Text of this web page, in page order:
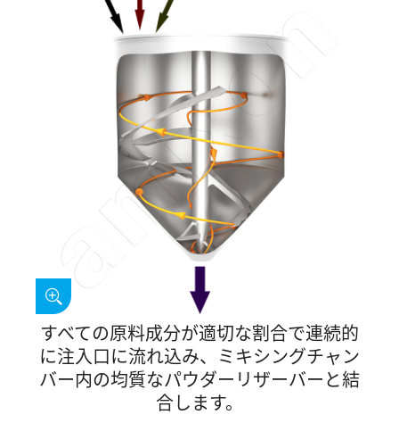
すべての原料成分が適切な割合で連続的
に注入口に流れ込み、ミキシングチャン
バー内の均質なパウダーリザーバーと結
合します。